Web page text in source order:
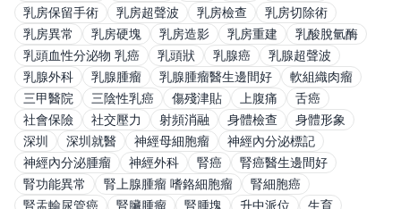
乳房保留手術
乳房超聲波 乳房檢查
乳房切除術
乳房異常
乳房硬塊 乳房造影 乳房重建
乳酸脫氫酶
乳頭血性分泌物 乳癌
乳頭狀 乳腺癌
乳腺超聲波
乳腺外科
乳腺腫瘤 乳腺腫瘤醫生邊間好
軟組織肉瘤
三甲醫院
三陰性乳癌 傷殘津貼 上腹痛
舌癌
社會保險
社交壓力 射頻消融 身體檢查
身體形象
深圳
深圳就醫 神經母細胞瘤
神經內分泌標記
神經內分泌腫瘤
神經外科 腎癌
腎癌醫生邊間好
腎功能異常
腎上腺腫瘤 嗜鉻細胞瘤
腎細胞癌
腎盂輸尿管癌
腎臟腫瘤 腎腫塊 升中派位 生育